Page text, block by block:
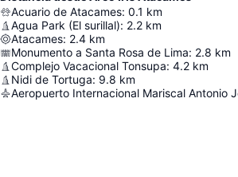
Acuario de Atacames: 0.1 km
Agua Park (El surillal): 2.2 km
Atacames: 2.4 km
Monumento a Santa Rosa de Lima: 2.8 km
Complejo Vacacional Tonsupa: 4.2 km
Nidi de Tortuga: 9.8 km